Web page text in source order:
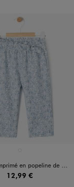
en popeline de coton bébé fille
12,99 €